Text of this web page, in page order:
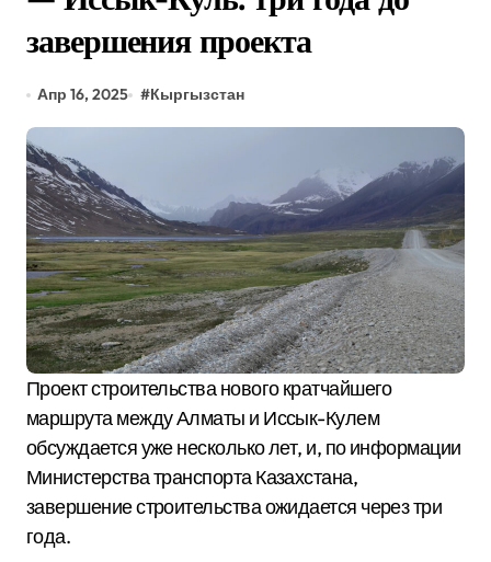
завершения проекта
Апр 16, 2025 #Кыргызстан
Проект строительства нового кратчайшего
маршрута между Алматы и Иссык-Кулем
обсуждается уже несколько лет, и, по информации
Министерства транспорта Казахстана,
завершение строительства ожидается через три
года.